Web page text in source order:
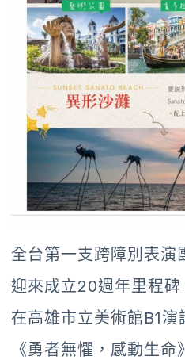
全台第一支跨障別表演
迎來成立20週年里程
在高雄市立美術館B1演
《勇者無懼，感動生